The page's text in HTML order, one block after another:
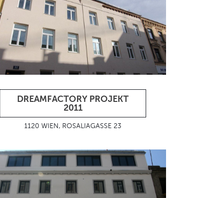
DREAMFACTORY PROJEKT
2011
1120 WIEN, ROSALIAGASSE 23